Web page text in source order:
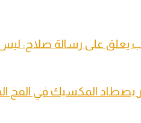
يعلق على رسالة صلاح: ليس
يصطاد المكسيك في الفخ